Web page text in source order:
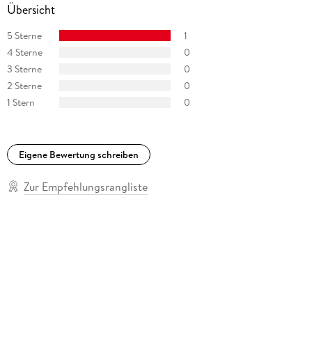
Übersicht
5 Sterne
1
4 Sterne
0
3 Sterne
0
2 Sterne
0
1 Stern
0
Eigene Bewertung schreiben
Zur Empfehlungsrangliste